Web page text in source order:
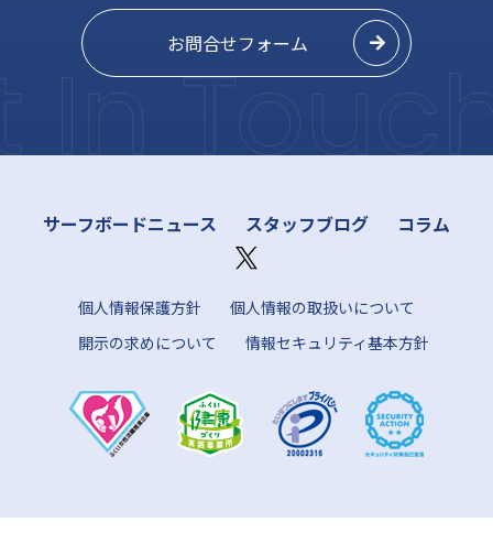
お問合せフォーム
サーフボードニュース スタッフブログ コラム
個人情報保護方針
個人情報の取扱いについて
開示の求めについて
情報セキュリティ基本方針